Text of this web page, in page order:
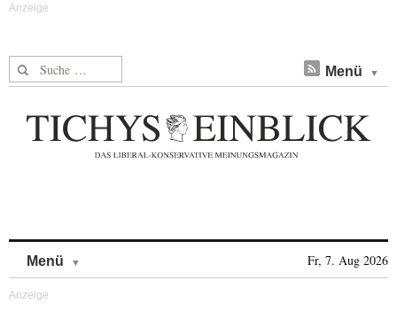
Suche nach: Menü
Menü Fr, 7. Aug 2026